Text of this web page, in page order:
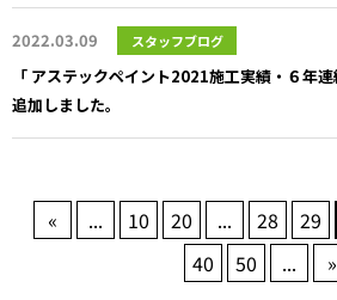
2022.03.09 スタッフブログ
「 アステックペイント2021施工実績・６年
追加しました。
« ... 10 20 ... 28 29
40
50 ... »